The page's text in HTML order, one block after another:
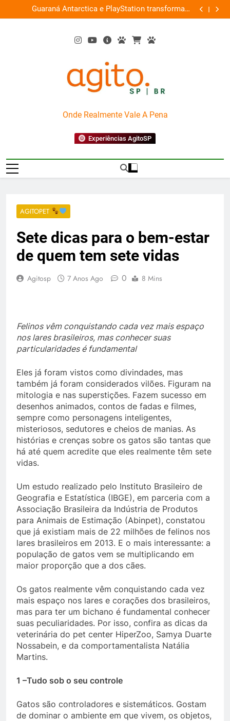
to
Busch Gardens traz ‘Anaconda’ para o Howl-O-Scream
2026
Pai
AgitoSP
Onde Realmente Vale A Pena
Experiências AgitoSP
AGITOPET
Sete dicas para o bem-estar
de quem tem sete vidas
Agitosp 7 Anos Ago 0 8 Mins
Felinos vêm conquistando cada vez mais espaço
nos lares brasileiros, mas conhecer suas
particularidades é fundamental
Eles já foram vistos como divindades, mas
também já foram considerados vilões. Figuram na
mitologia e nas superstições. Fazem sucesso em
desenhos animados, contos de fadas e filmes,
sempre como personagens inteligentes,
misteriosos, sedutores e cheios de manias. As
histórias e crenças sobre os gatos são tantas que
há até quem acredite que eles realmente têm sete
vidas.
Um estudo realizado pelo Instituto Brasileiro de
Geografia e Estatística (IBGE), em parceria com a
Associação Brasileira da Indústria de Produtos
para Animais de Estimação (Abinpet), constatou
que já existiam mais de 22 milhões de felinos nos
lares brasileiros em 2013. E o mais interessante: a
população de gatos vem se multiplicando em
maior proporção que a dos cães.
Os gatos realmente vêm conquistando cada vez
mais espaço nos lares e corações dos brasileiros,
mas para ter um bichano é fundamental conhecer
suas peculiaridades. Por isso, confira as dicas da
veterinária do pet center HiperZoo, Samya Duarte
Nossabein, e da comportamentalista Natália
Martins.
1 –Tudo sob o seu controle
Gatos são controladores e sistemáticos. Gostam
de dominar o ambiente em que vivem, os objetos,